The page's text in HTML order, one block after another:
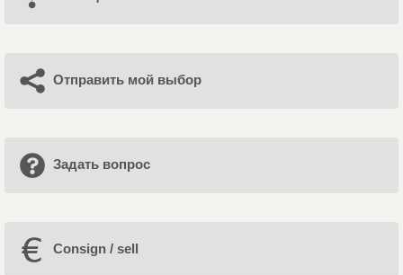
Отправить мой выбор
Задать вопрос
Consign / sell